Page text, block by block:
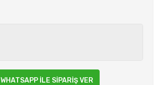
WHATSAPP İLE SİPARİŞ VER